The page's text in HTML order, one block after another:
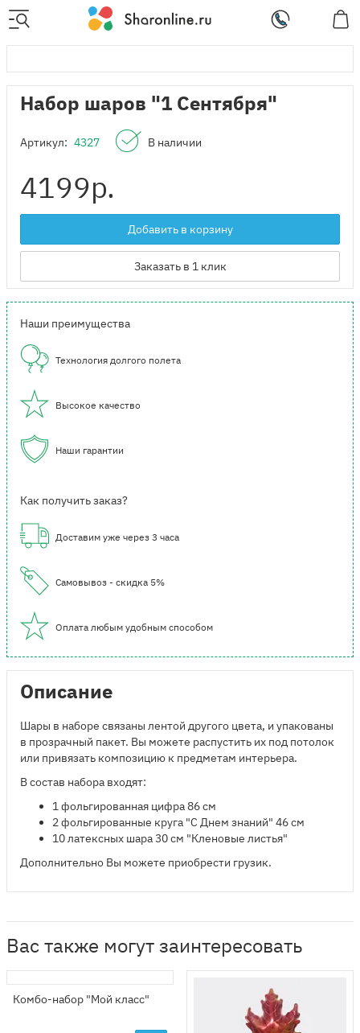
Набор шаров "1 Сентября"
Артикул: 4327 В наличии
4199р.
Добавить в корзину
Заказать в 1 клик
Наши преимущества
Технология долгого полета
Высокое качество
Наши гарантии
Как получить заказ?
Доставим уже через 3 часа
Самовывоз - скидка 5%
Оплата любым удобным способом
Описание
Шары в наборе связаны лентой другого цвета, и упакованы
в прозрачный пакет. Вы можете распустить их под потолок
или привязать композицию к предметам интерьера.
В состав набора входят:
1 фольгированная цифра 86 см
2 фольгированные круга "С Днем знаний" 46 см
10латексных шара 30 см "Кленовые листья"
Дополнительно Вы можете приобрести грузик.
Вас также могут заинтересовать
Комбо-набор "Мой класс"